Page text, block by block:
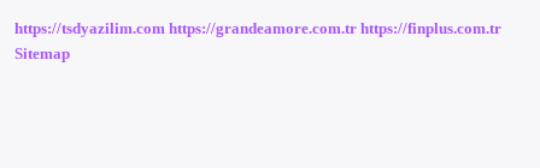
https://tsdyazilim.com https://grandeamore.com.tr https://finplus.com.tr
Sitemap